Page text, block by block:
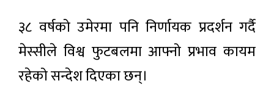
३८ वर्षको उमेरमा पनि निर्णायक प्रदर्शन गर्दै
मेस्सीले विश्व फुटबलमा आफ्नो प्रभाव कायम
रहेको सन्देश दिएका छन्।